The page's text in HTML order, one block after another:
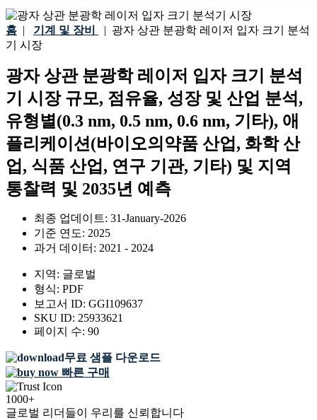
홈 | 기계 및 장비 | 광자 상관 분광학 레이저 ​​입자 크기 분석
기 시장
광자 상관 분광학 레이저 ​​입자 크기 분석
기 시장 규모, 점유율, 성장 및 산업 분석,
유형별(0.3 nm, 0.5 nm, 0.6 nm, 기타), 애
플리케이션(바이오의약품 산업, 화학 산
업, 식품 산업, 연구 기관, 기타) 및 지역
통찰력 및 2035년 예측
최종 업데이트: 31-January-2026
기준 연도: 2025
과거 데이터: 2021 - 2024
지역: 글로벌
형식: PDF
보고서 ID: GGI109637
SKU ID: 25933621
페이지 수: 90
무료 샘플 다운로드
빠른 구매
1000+
글로벌 리더들이 우리를 신뢰합니다